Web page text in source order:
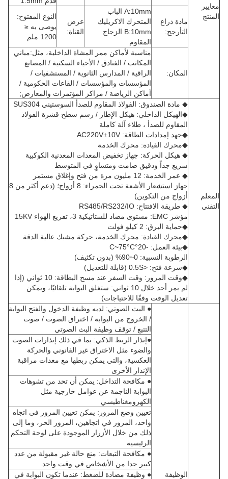
معايير
المنتج
مادة ذراع
التأرجح:
A:10mm الباب
المتحرك الاكريليك
B:10mm الزجاج
المقاوم
عرض
القناة:
النوع المفتوح:
يوصى به ≤
1200 ملم
المكان:
مناسبة لأماكن ممر المشاة الداخلية، مثل:مباني
المكاتب / الفنادق / الأحياء السكنية / المصانع
الراقية / المدارس الثانوية / المستشفيات /
المؤسسات والمؤسسات / القاعات الحكومية /
أماكن الرياضة / مراكز المؤتمرات والمعارض;
المعلم
التقني
◆ مادة الصندوق: الفولاذ المقاوم للصدأ السوستيني SUS304
◆الهيكل الداخلي: هيكل الإطار / رسم سطح قشرة الفولاذ
المقاوم للصدأ ، طلاء آلة كاملة
◆جهد إمدادات الطاقة: AC220V±10V
◆محرك القيادة: محرك الخدمة
◆ هيكل الحركة: جهاز تخفيض المعدات المعدنية الكوكبية
سريع جداً ودقيق صامت ومتساوٍ في المتوسط
◆ عمر الخدمة: 12 مليون مرة من فتح وإغلاق مستمر
جهاز استشعار الأشعة تحت الحمراء: 8 أزواج؛ (دعم أكثر من 8
أزواج من التكوين)
◆ طريقة الافتتاح: RS485/RS232/IO
مؤشر EMC: مستوى مضاد للستاتيكية 3، تفريغ الهواء 15KV
◆حماية البرق: 2 كيلو فولت
◆محرك القيادة: محرك الخدمة، حركة مشبك عالية الدقة
◆بيئة العمل: -20°C~75°C
الرطوبة النسبية: 0~90% (بدون تكثيف)
◆سرعة فتح: <0.5S (قابلة للتعديل)
◆وقت المرور: وقت السفر عند مسح البطاقة: 10 ثواني (إذا
لم يمر أحد خلال 10 ثواني: ستغلق البوابة تلقائيًا، ويمكن
تعديل الوقت وفقًا للاحتياجات)
الوظيفة
● البث الصوتي: لديه وظيفة الدخول والفتح البوابة
/ الخروج من البوابة / اختراق الصوت / صوت
التتبع / توقف وظيفة البث الصوتي
●إنذار الربط الذكي: بما في ذلك إنذارات الصوت
والضوء مثل الاختراق غير القانوني والحركة
العكسية، والتي يمكن ربطها مع معدات مراقبة
الإنذار الأخرى
● مكافحة التداخل: يمكن أن تحد من تشوهات
البوابة الناجمة عن عوامل خارجية مثل
الكهرومغناطيسي
تعيين وضع المرور: يمكن تعيين المرور في اتجاه
واحد، المرور في اتجاهين، المرور الحر، وما إلى
ذلك من خلال الأزرار الموجودة على لوحة التحكم
الرئيسية
● مكافحة التبعات: منع حالة غير مقبولة من عدد
كبير جدا من الأشخاص في وقت واحد.
● وظيفة مضادة للضغط: عندما تكون البوابة في